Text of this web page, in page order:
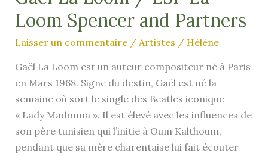
Loom Spencer and Partners
Laisser un commentaire / Artistes / Hélène
Gaël La Loom est un auteur compositeur né à Paris
en Mars 1968. Signe du destin, Gaël est né la
semaine où sort le single des Beatles iconique
« Lady Madonna ». Il est élevé avec les influences de
son père tunisien qui l’initie à Oum Kalthoum,
pendant que sa mère charentaise lui fait écouter